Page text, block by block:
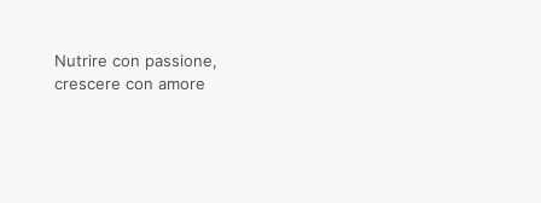
Nutrire con passione,
crescere con amore